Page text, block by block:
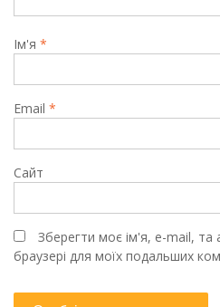
Ім'я *
Email *
Сайт
Зберегти моє ім'я, e-mail, та
браузері для моїх подальших